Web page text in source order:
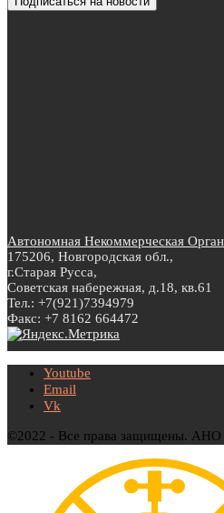
Автономная Некоммерческая
175206, Новгородская обл.,
г.Старая Русса,
Советская набережная, д.18, кв.61
Тел.: +7(921)7394979
Факс: +7 8162 664472
Youtube
Email
Vk
©2022 - Все права защищены. АНО